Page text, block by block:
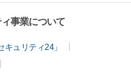
事業について
ュリティ24」